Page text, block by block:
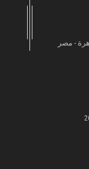
- مصر